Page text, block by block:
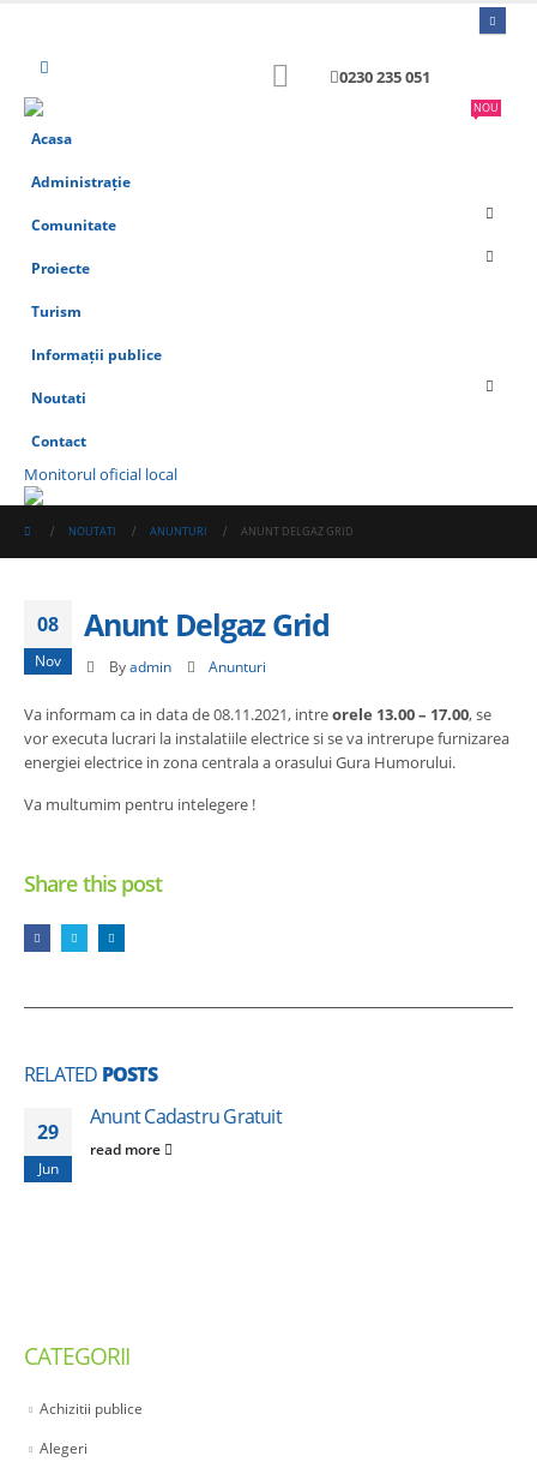
0230 235 051
Acasa
Administrație
Comunitate
Proiecte
Turism
Informații publice
Noutati
Contact
Monitorul oficial local
NOU
NOUTATI ANUNTURI ANUNT DELGAZ GRID
08
Nov
Anunt Delgaz Grid
By admin Anunturi
Va informam ca in data de 08.11.2021, intreorele 13.00 – 17.00, se
vor executa lucrari la instalatiile electrice si se va intrerupe furnizarea
energiei electrice in zona centrala a orasului Gura Humorului.
Va multumim pentru intelegere !
Share this post
RELATED POSTS
29
Jun
Anunt Cadastru Gratuit
read more
CATEGORII
Achizitii publice
Alegeri